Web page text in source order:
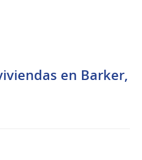
en Barker,